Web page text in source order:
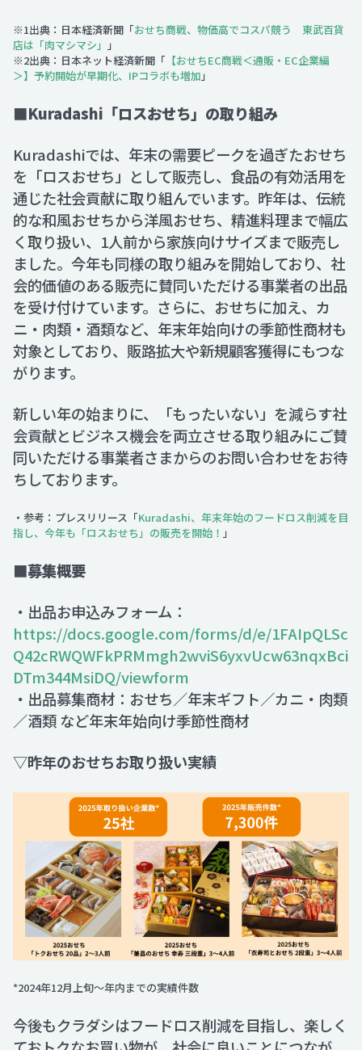
※1出典：日本経済新聞「おせち商戦、物価高でコスパ競う 東武百貨
店は「肉マシマシ」 」
※2出典：日本ネット経済新聞「 【おせちEC商戦＜通販・EC企業編
＞】予約開始が早期化、IPコラボも増加 」
■Kuradashi「ロスおせち」の取り組み
Kuradashiでは、年末の需要ピークを過ぎたおせち
を「ロスおせち」として販売し、食品の有効活用を
通じた社会貢献に取り組んでいます。昨年は、伝統
的な和風おせちから洋風おせち、精進料理まで幅広
く取り扱い、1人前から家族向けサイズまで販売し
ました。今年も同様の取り組みを開始しており、社
会的価値のある販売に賛同いただける事業者の出品
を受け付けています。さらに、おせちに加え、カ
ニ・肉類・酒類など、年末年始向けの季節性商材も
対象としており、販路拡大や新規顧客獲得にもつな
がります。
新しい年の始まりに、「もったいない」を減らす社
会貢献とビジネス機会を両立させる取り組みにご賛
同いただける事業者さまからのお問い合わせをお待
ちしております。
・参考：プレスリリース「Kuradashi、年末年始のフードロス削減を目
指し、今年も「ロスおせち」の販売を開始！ 」
■募集概要
・出品お申込みフォーム：
https://docs.google.com/forms/d/e/1FAIpQLSc
Q42cRWQWFkPRMmgh2wviS6yxvUcw63nqxBci
DTm344MsiDQ/viewform
・出品募集商材：おせち／年末ギフト／カニ・肉類
／酒類 など年末年始向け季節性商材
▽昨年のおせちお取り扱い実績
*2024年12月上旬～年内までの実績件数
今後もクラダシはフードロス削減を目指し、楽しく